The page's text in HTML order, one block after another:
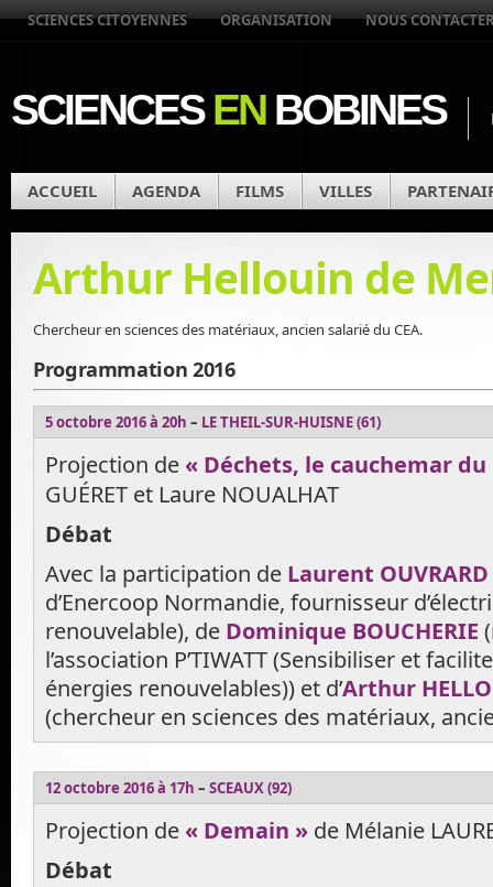
SCIENCES CITOYENNES ORGANISATION NOUS
SCIENCESENBOBINES
ACCUEIL AGENDA FILMS VILLES
Arthur Hellouin de
Chercheur en sciences des matériaux, ancien salarié du CEA.
Programmation 2016
5 octobre 2016 à 20h – LE THEIL-SUR-HUISNE (61)
Projection de « Déchets, le cauchemar
GUÉRET et Laure NOUALHAT
Débat
Avec la participation de Laurent OUVRARD
d’Enercoop Normandie, fournisseur
renouvelable), de Dominique BOUCHERIE
l’association P’TIWATT (Sensibiliser et
énergies renouvelables)) et d’Arthur
(chercheur en sciences des matériaux,
12 octobre 2016 à 17h – SCEAUX (92)
Projection de « Demain » de Mélanie
Débat